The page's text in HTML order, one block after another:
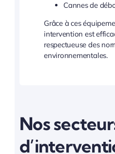
Cannes de
Grâce à ces
intervention est
respectueuse des
environnementales.
Nos